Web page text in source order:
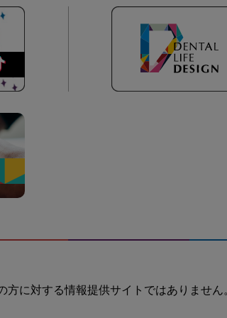
方に対する情報提供サイトではありません